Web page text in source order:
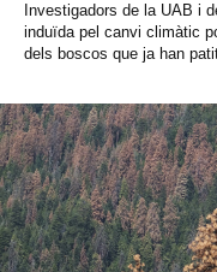
Investigadors de la UAB i
induïda pel canvi climàtic
dels boscos que ja han